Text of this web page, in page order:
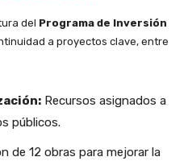
del Programa de Inversión
a proyectos clave, entre
Recursos asignados a
públicos.
de 12 obras para mejorar la